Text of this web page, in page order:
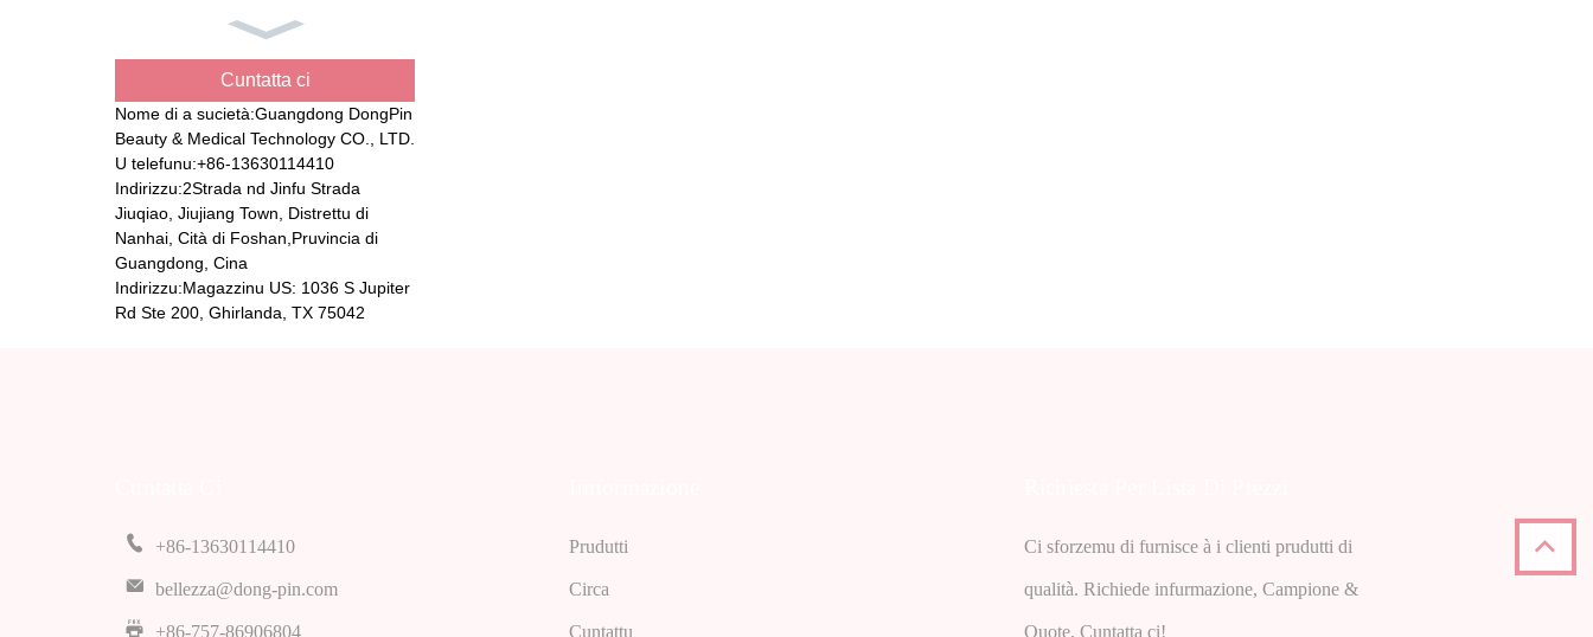
bellezza
DP-8194 Lettu di
bellezza elettricu
DP-5801 Sedia di
massaggio
Cuntatta ci
Nome di a sucietà:Guangdong DongPin
Beauty & Medical Technology CO., LTD.
U telefunu:+86-13630114410
Indirizzu:2Strada nd Jinfu Strada
Jiuqiao, Jiujiang Town, Distrettu di
Nanhai, Cità ​​di Foshan,Pruvincia di
Guangdong, Cina
Indirizzu:Magazzinu US: 1036 S Jupiter
Rd Ste 200, Ghirlanda, TX 75042
+86-13630114410
bellezza@dong-pin.com
+86-757-86906804
Prudutti
Circa
Cuntattu
Ci sforzemu di furnisce à i clienti prudutti di
qualità. Richiede infurmazione, Campione &
Quote, Cuntatta ci!